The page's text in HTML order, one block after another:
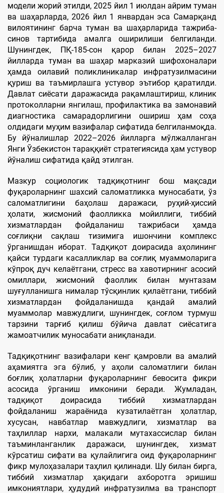
модели жорий этилди, 2025 йил 1 июлдан айрим туман
ва шаҳарларда, 2026 йил 1 январдан эса Самарқанд
вилоятининг барча туман ва шаҳарларида тажриба-
синов тартибида амалга оширилиши белгиланди.
Шунингдек, ПҚ-185-сон қарор билан 2025–2027
йилларда туман ва шаҳар марказий шифохоналари
ҳамда оилавий поликлиникалар инфратузилмасини
қуриш ва таъмирлашга устувор эътибор қаратилди.
Давлат сиёсати даражасида рақамлаштириш, клиник
протоколларни янгилаш, профилактика ва замонавий
диагностика самарадорлигини ошириш ҳам соҳа
олдидаги муҳим вазифалар сифатида белгиланмоқда.
Бу йўналишлар 2022–2026 йилларга мўлжалланган
Янги Ўзбекистон тараққиёт стратегиясида ҳам устувор
йўналиш сифатида қайд этилган.
Мазкур социологик тадқиқотнинг бош мақсади
фуқароларнинг шахсий саломатликка муносабати, ўз
саломатлигини баҳолаш даражаси, руҳий-ҳиссий
ҳолати, жисмоний фаолликка мойиллиги, тиббий
хизматлардан фойдаланиш тажрибаси ҳамда
соғлиқни сақлаш тизимига ишончини комплекс
ўрганишдан иборат. Тадқиқот доирасида аҳолининг
қайси турдаги касалликлар ва соғлиқ муаммоларига
кўпроқ дуч келаётгани, стресс ва хавотирнинг асосий
омиллари, жисмоний фаоллик билан мунтазам
шуғулланишга нималар тўсқинлик қилаётгани, тиббий
хизматлардан фойдаланишда қандай амалий
муаммолар мавжудлиги, шунингдек, соғлом турмуш
тарзини тарғиб қилиш бўйича давлат сиёсатига
жамоатчилик муносабати аниқланади.
Тадқиқотнинг вазифалари кенг қамровли ва амалий
аҳамиятга эга бўлиб, у аҳоли саломатлиги билан
боғлиқ ҳолатларни фуқароларнинг бевосита фикри
асосида ўрганиш имконини беради. Жумладан,
тадқиқот доирасида тиббий хизматлардан
фойдаланиш жараёнида кузатилаётган ҳолатлар,
хусусан, навбатлар мавжудлиги, хизматлар ва
таҳлиллар нархи, малакали мутахассислар билан
таъминланганлик даражаси, шунингдек, хизмат
кўрсатиш сифати ва қулайлигига оид фуқароларнинг
фикр мулоҳазалари таҳлил қилинади. Шу билан бирга,
тиббий хизматлар ҳақидаги ахборотга эришиш
имкониятлари, ҳудудий инфратузилма ва транспорт